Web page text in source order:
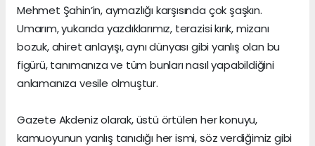
Mehmet Şahin’in, aymazlığı karşısında çok şaşkın.
Umarım, yukarıda yazdıklarımız, terazisi kırık, mizanı
bozuk, ahiret anlayışı, aynı dünyası gibi yanlış olan bu
figürü, tanımanıza ve tüm bunları nasıl yapabildiğini
anlamanıza vesile olmuştur.
Gazete Akdeniz olarak, üstü örtülen her konuyu,
kamuoyunun yanlış tanıdığı her ismi, söz verdiğimiz gibi